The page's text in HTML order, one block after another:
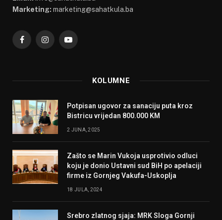
Marketing: marketing@sahatkula.ba
FacebookInstagramYouTube
KOLUMNE
Potpisan ugovor za sanaciju puta kroz
Bistricu vrijedan 800.000 KM
2 JUNA, 2025
Zašto se Marin Vukoja usprotivio odluci
koju je donio Ustavni sud BiH po apelaciji
firme iz Gornjeg Vakufa-Uskoplja
18 JULA, 2024
Srebro zlatnog sjaja: MRK Sloga Gornji